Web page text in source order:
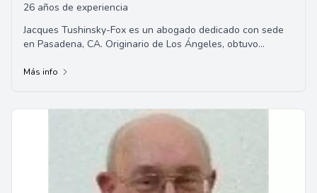
26 años de experiencia
Jacques Tushinsky-Fox es un abogado dedicado con sede
en Pasadena, CA. Originario de Los Ángeles, obtuvo
Más info